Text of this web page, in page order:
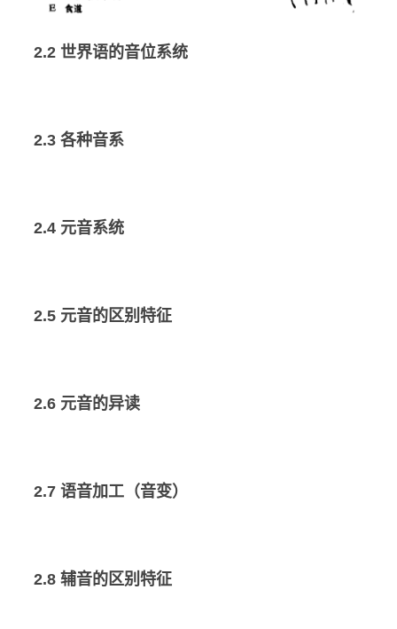
2.2 世界语的音位系统
2.3 各种音系
2.4 元音系统
2.5 元音的区别特征
2.6 元音的异读
2.7 语音加工（音变）
2.8 辅音的区别特征